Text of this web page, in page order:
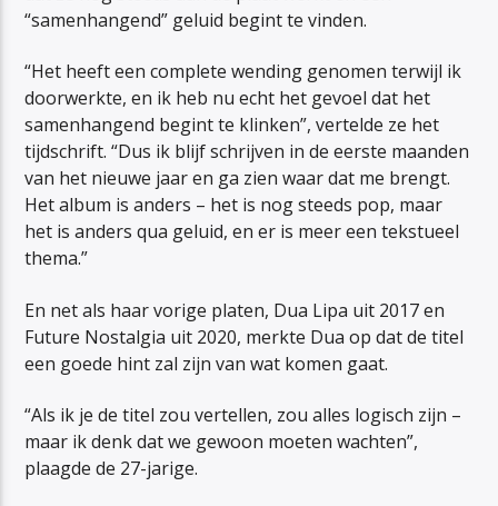
“samenhangend” geluid begint te vinden.
“Het heeft een complete wending genomen terwijl ik
doorwerkte, en ik heb nu echt het gevoel dat het
samenhangend begint te klinken”, vertelde ze het
tijdschrift. “Dus ik blijf schrijven in de eerste maanden
van het nieuwe jaar en ga zien waar dat me brengt.
Het album is anders – het is nog steeds pop, maar
het is anders qua geluid, en er is meer een tekstueel
thema.”
En net als haar vorige platen, Dua Lipa uit 2017 en
Future Nostalgia uit 2020, merkte Dua op dat de titel
een goede hint zal zijn van wat komen gaat.
“Als ik je de titel zou vertellen, zou alles logisch zijn –
maar ik denk dat we gewoon moeten wachten”,
plaagde de 27-jarige.